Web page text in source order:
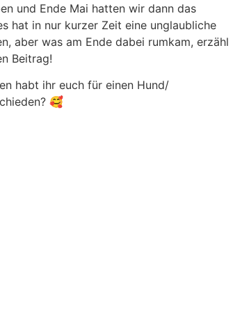
und Ende Mai hatten wir dann das
hat in nur kurzer Zeit eine unglaubliche
aber was am Ende dabei rumkam, erzähl
Beitrag!
habt ihr euch für einen Hund/
🥰